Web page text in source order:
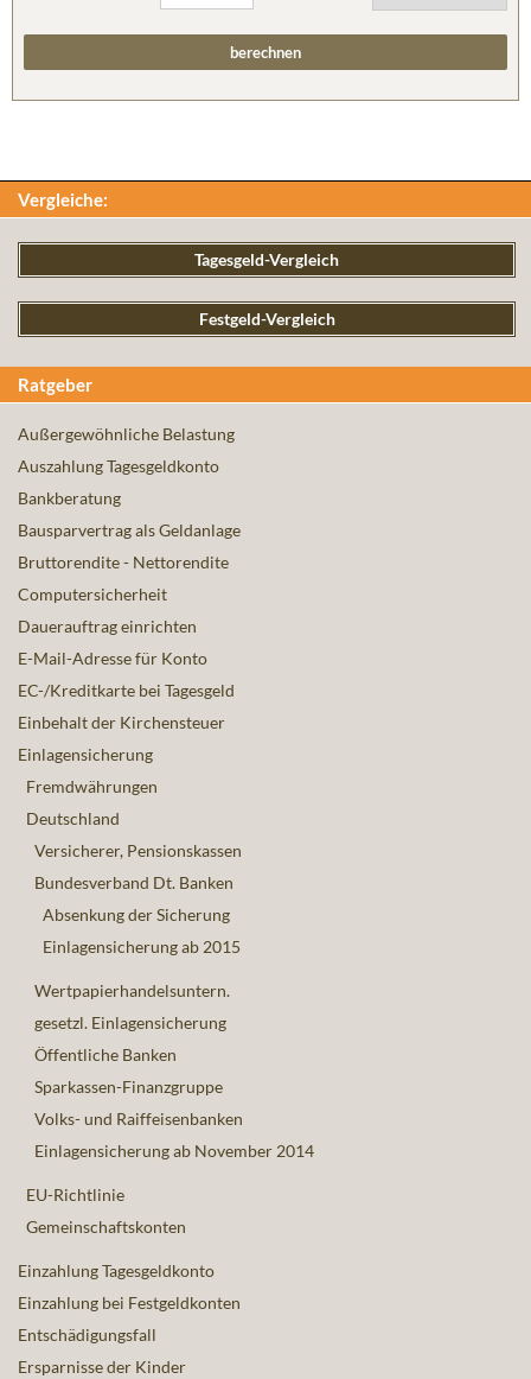
Vergleiche:
Tagesgeld-Vergleich
Festgeld-Vergleich
Ratgeber
Außergewöhnliche Belastung
Auszahlung Tagesgeldkonto
Bankberatung
Bausparvertrag als Geldanlage
Bruttorendite - Nettorendite
Computersicherheit
Dauerauftrag einrichten
E-Mail-Adresse für Konto
EC-/Kreditkarte bei Tagesgeld
Einbehalt der Kirchensteuer
Einlagensicherung
Fremdwährungen
Deutschland
Versicherer, Pensionskassen
Bundesverband Dt. Banken
Absenkung der Sicherung
Einlagensicherung ab 2015
Wertpapierhandelsuntern.
gesetzl. Einlagensicherung
Öffentliche Banken
Sparkassen-Finanzgruppe
Volks- und Raiffeisenbanken
Einlagensicherung ab November 2014
EU-Richtlinie
Gemeinschaftskonten
Einzahlung Tagesgeldkonto
Einzahlung bei Festgeldkonten
Entschädigungsfall
Ersparnisse der Kinder